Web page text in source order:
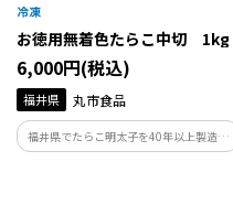
お徳用無着色たらこ中切 1kg
6,000円(税込)
福井県 丸市食品
福井県でたらこ明太子を40年以上製造し
ている丸市食品が作るたらこです。製造の